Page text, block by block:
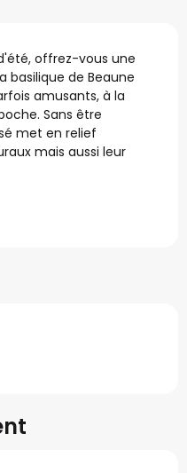
offrez-vous une
basilique de Beaune
amusants, à la
Sans être
met en relief
mais aussi leur